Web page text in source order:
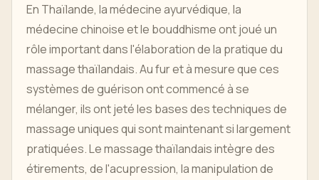
En Thaïlande, la médecine ayurvédique, la
médecine chinoise et le bouddhisme ont joué un
rôle important dans l'élaboration de la pratique du
massage thaïlandais. Au fur et à mesure que ces
systèmes de guérison ont commencé à se
mélanger, ils ont jeté les bases des techniques de
massage uniques qui sont maintenant si largement
pratiquées. Le massage thaïlandais intègre des
étirements, de l'acupression, la manipulation de